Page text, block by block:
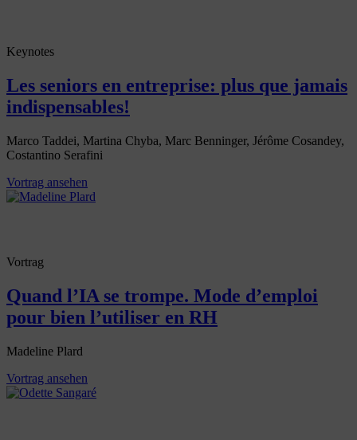
Keynotes
Les seniors en entreprise: plus que jamais
indispensables!
Marco Taddei, Martina Chyba, Marc Benninger, Jérôme Cosandey,
Costantino Serafini
Vortrag ansehen
Vortrag
Quand l’IA se trompe. Mode d’emploi
pour bien l’utiliser en RH
Madeline Plard
Vortrag ansehen